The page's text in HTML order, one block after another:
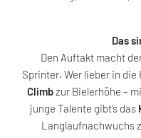
Das
Den Auftakt macht
Sprinter. Wer lieber in die
Climbzur Bielerhöhe –
junge Talente gibt’s das
Langlaufnachwuchs